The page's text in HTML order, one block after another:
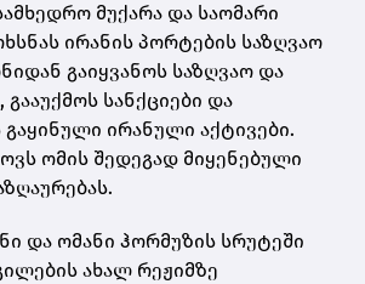
მუქარა და საომარი
ირანის პორტების საზღვაო
გაიყვანოს საზღვაო და
სანქციები და
ირანული აქტივები.
ომის შედეგად მიყენებული
და ომანი ჰორმუზის სრუტეში
ახალ რეჟიმზე